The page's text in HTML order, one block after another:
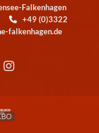
Falkenhagen
+49 (0)3322
falkenhagen.de